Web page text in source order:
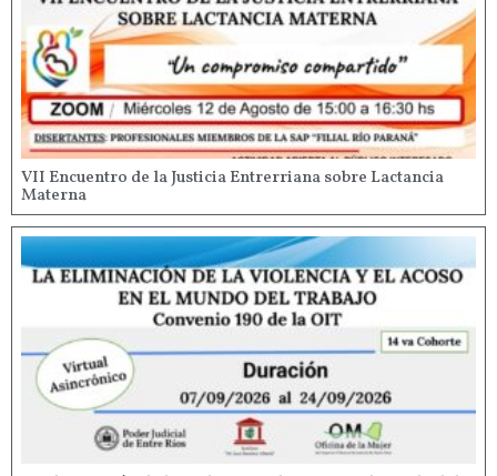
VII Encuentro de la Justicia Entrerriana sobre Lactancia
Materna